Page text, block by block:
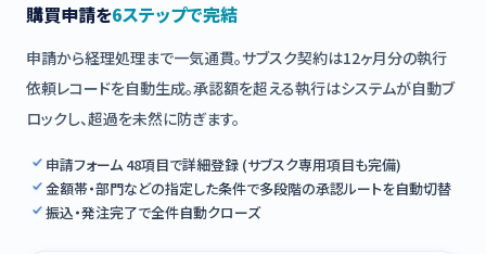
購買申請を6ステップで完結
申請から経理処理まで一気通貫。サブスク契約は12ヶ月分の執行
依頼レコードを自動生成。承認額を超える執行はシステムが自動ブ
ロックし、超過を未然に防ぎます。
申請フォーム 48項目で詳細登録 (サブスク専用項目も完備)
金額帯・部門などの指定した条件で多段階の承認ルートを自動切替
振込・発注完了で全件自動クローズ